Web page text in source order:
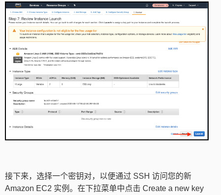
接下来，选择一个密钥对，以便通过 SSH 访问您的新
Amazon EC2 实例。在下拉菜单中点击 Create a new key